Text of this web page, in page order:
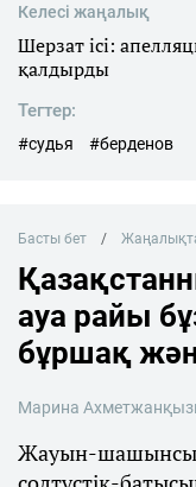
Келесі жаңалық
Шерзат ісі:
қалдырды
Тегтер:
#судья #берденов
Басты бет
ауа райы
бұршақ
Марина
Жауын-шашынсыз